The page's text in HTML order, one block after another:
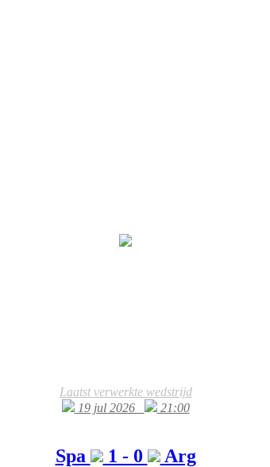
Laatst verwerkte wedstrijd
19 jul 2026
21:00
Spa 1 - 0 Arg